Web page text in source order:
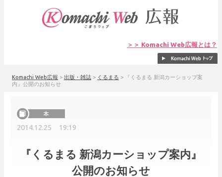
＞＞ Komachi Web広報とは？
Komachi Web広報 > 出版・雑誌 > くるまる >
『くるまる 新潟カーショップ案
内』公開のお知らせ
2014.12.25 19:19
『くるまる 新潟カーショップ案内』
公開のお知らせ